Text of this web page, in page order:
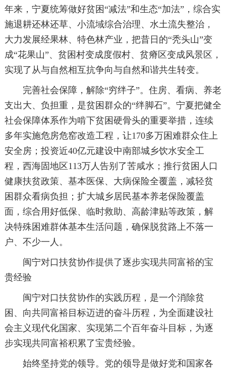
年来，宁夏统筹做好贫困“减法”和生态“加法”，综合实
施退耕还林还草、小流域综合治理、水土流失整治，
大力发展经果林、特色林产业，把昔日的“秃头山”变
成“花果山”、贫困村变成度假村、贫瘠区变成风景区，
实现了从与自然相互抗争向与自然和谐共生转变。
完善社会保障，解除“穷绊子”。住房、看病、养老
支出大、负担重，是贫困群众的“绊脚石”。宁夏把健全
社会保障体系作为啃下贫困硬骨头的重要举措，连续
多年实施危房危窑改造工程，让170多万困难群众住上
安全房；投资近40亿元建设中南部城乡饮水安全工
程，西海固地区113万人告别了苦咸水；推行贫困人口
健康扶贫政策、基本医保、大病保险全覆盖，减轻贫
困群众看病负担；扩大城乡居民基本养老保险覆盖
面，综合用好低保、临时救助、高龄津贴等政策，解
决特殊困难群体基本生活问题，确保脱贫路上不落一
户、不少一人。
闽宁对口扶贫协作提供了逐步实现共同富裕的宝
贵经验
闽宁对口扶贫协作的实践历程，是一个消除贫
困、向共同富裕目标迈进的奋斗历程，为全面建设社
会主义现代化国家、实现第二个百年奋斗目标，为逐
步实现共同富裕积累了宝贵经验。
始终坚持党的领导。党的领导是做好党和国家各